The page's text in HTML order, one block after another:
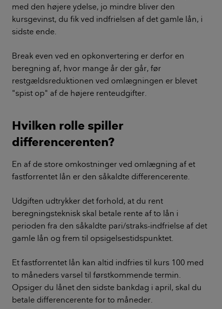
med den højere ydelse, jo mindre bliver den
kursgevinst, du fik ved indfrielsen af det gamle lån, i
sidste ende.
Break even ved en opkonvertering er derfor en
beregning af, hvor mange år der går, før
restgældsreduktionen ved omlægningen er blevet
"spist op" af de højere renteudgifter.
Hvilken rolle spiller
differencerenten?
En af de store omkostninger ved omlægning af et
fastforrentet lån er den såkaldte differencerente.
Udgiften udtrykker det forhold, at du rent
beregningsteknisk skal betale rente af to lån i
perioden fra den såkaldte pari/straks-indfrielse af det
gamle lån og frem til opsigelsestidspunktet.
Et fastforrentet lån kan altid indfries til kurs 100 med
to måneders varsel til førstkommende termin.
Opsiger du lånet den sidste bankdag i april, skal du
betale differencerente for to måneder.